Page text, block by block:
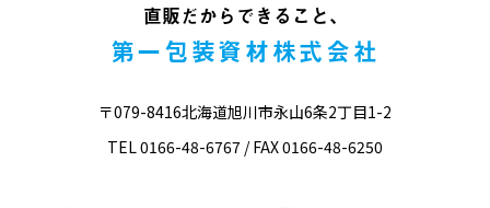
直販だからできること、
第一包装資材株式会社
〒079-8416北海道旭川市永山6条2丁目1-2
TEL 0166-48-6767 FAX 0166-48-6250